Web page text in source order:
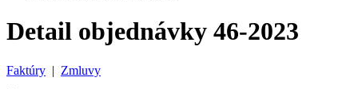
Detail objednávky 46-2023
Faktúry | Zmluvy